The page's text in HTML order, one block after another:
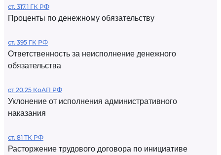
ст. 317.1 ГК РФ
Проценты по денежному обязательству
ст. 395 ГК РФ
Ответственность за неисполнение денежного
обязательства
ст 20.25 КоАП РФ
Уклонение от исполнения административного
наказания
ст. 81 ТК РФ
Расторжение трудового договора по инициативе